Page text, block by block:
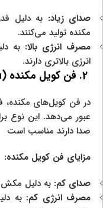
صدای زیاد: به دلیل
مکنده تولید می‌کنند.
مصرف انرژی بالا: به
انرژی بالاتری دارند.
2. فن کویل مکنده (
در فن کویل‌های مکنده،
عبور می‌دهد. این نوع
صدا دارند مناسب است
مزایای فن کویل مکنده:
صدای کم: به دلیل مکش
مصرف انرژی کم: به